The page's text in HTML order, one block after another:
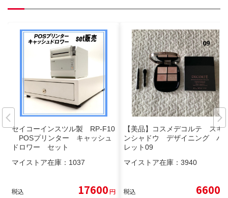
セイコーインスツル製 RP-F10
POSプリンター キャッシュ
ドロワー セット
マイストア在庫： 1037
税込 17600円
【美品】コスメデコルテ スキ
ンシャドウ デザイニング パ
レット09
マイストア在庫： 3940
税込 6600